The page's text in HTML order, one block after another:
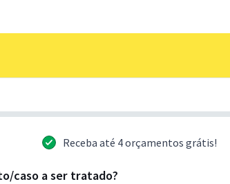
Receba até 4 orçamentos grátis!
caso a ser tratado?